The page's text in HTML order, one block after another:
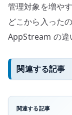
管理対象を増や
どこから入った
AppStream の違
関連する記事
関連する記事